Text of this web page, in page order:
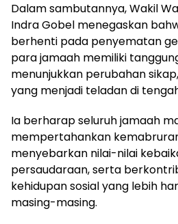
Dalam sambutannya, Wakil
Indra Gobel menegaskan
berhenti pada penyematan
para jamaah memiliki
menunjukkan perubahan
yang menjadi teladan di
‎‎Ia berharap seluruh jamaah
mempertahankan
menyebarkan nilai-nilai
persaudaraan, serta
kehidupan sosial yang lebih
masing-masing.‎‎